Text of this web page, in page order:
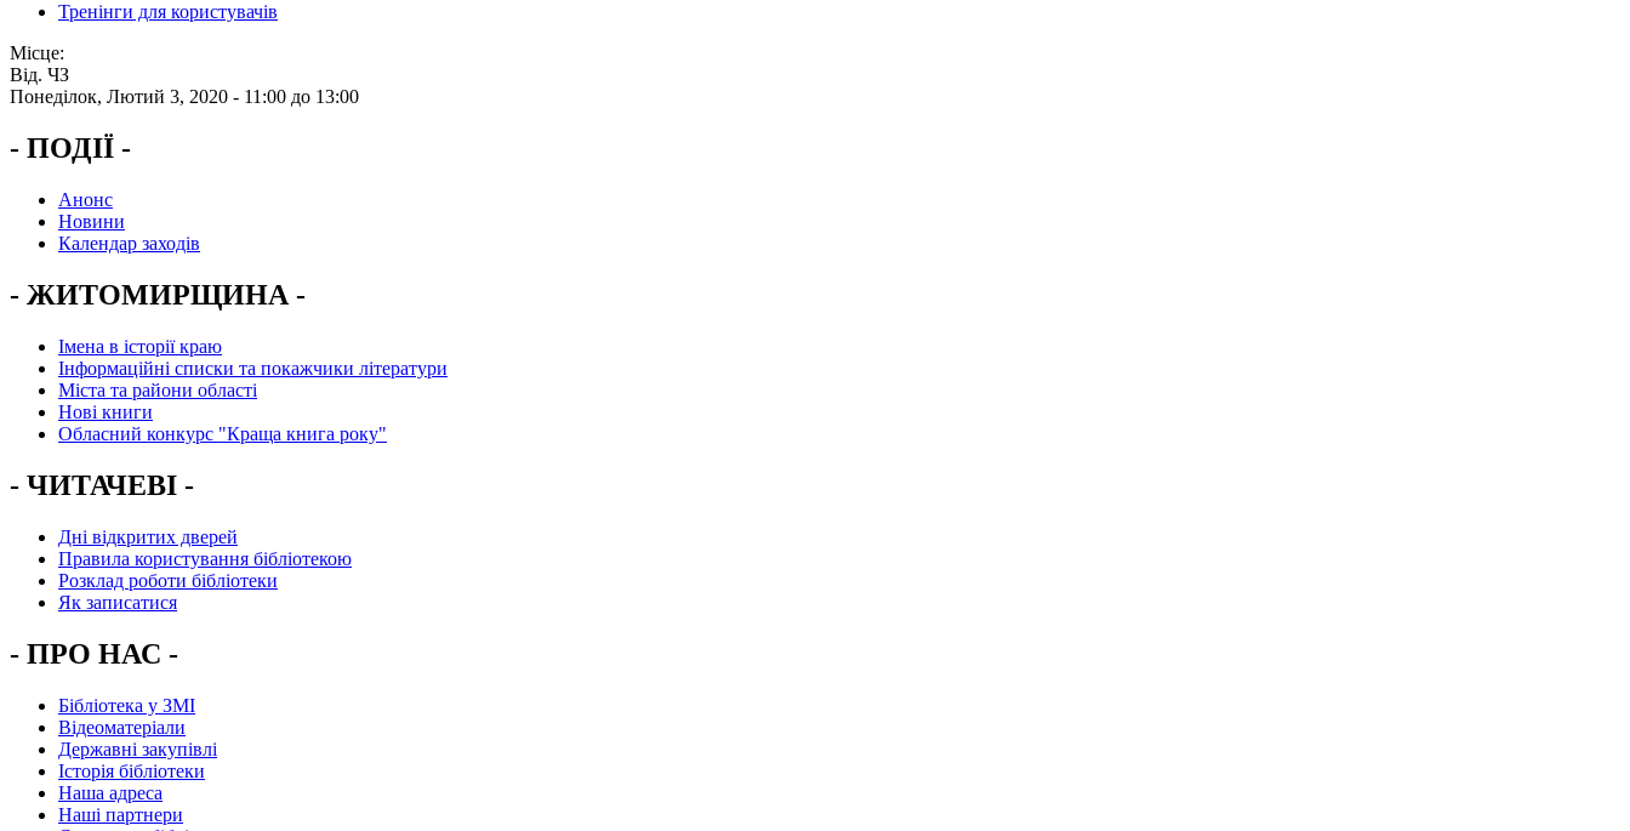
Тренінги для користувачів
Місце:
Від. ЧЗ
Понеділок, Лютий 3, 2020 - 11:00 до 13:00
- ПОДІЇ -
Анонс
Новини
Календар заходів
- ЖИТОМИРЩИНА -
Імена в історії краю
Інформаційні списки та покажчики літератури
Міста та райони області
Нові книги
Обласний конкурс "Краща книга року"
- ЧИТАЧЕВІ -
Дні відкритих дверей
Правила користування бібліотекою
Розклад роботи бібліотеки
Як записатися
- ПРО НАС -
Бібліотека у ЗМІ
Відеоматеріали
Державні закупівлі
Історія бібліотеки
Наша адреса
Наші партнери